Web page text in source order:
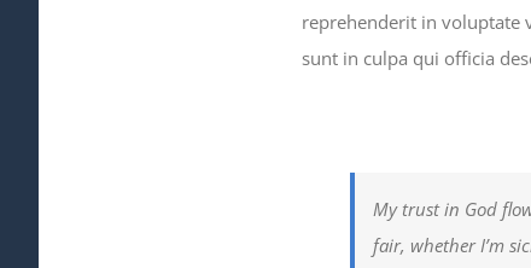
reprehenderit in voluptate
sunt in culpa qui officia
My trust in God
fair, whether I’m